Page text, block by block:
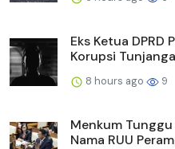
Eks Ketua
Korupsi
8 hours ago 9
Menkum
Nama RUU